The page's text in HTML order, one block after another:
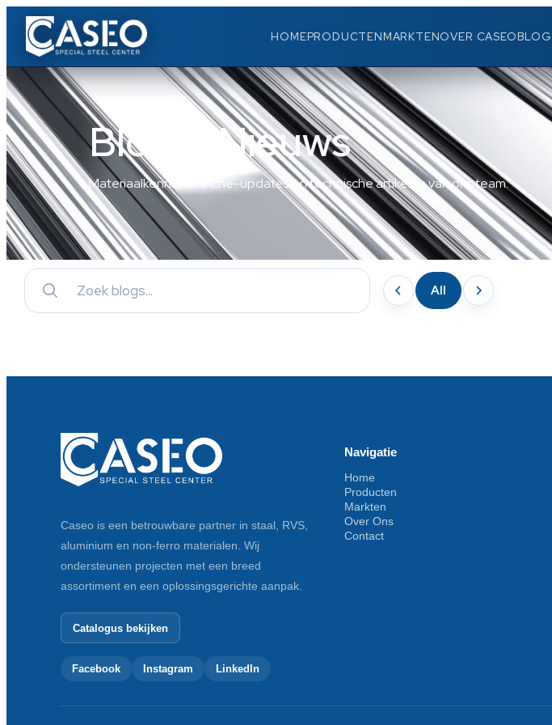
HOMEPRODUCTENMARKTENOVER CASEOBLOG
Blog & Nieuws
Materiaalkennis, branche-updates en technische artikelen van ons team.
All
Caseo is een betrouwbare partner in staal, RVS,
aluminium en non-ferro materialen. Wij
ondersteunen projecten met een breed
assortiment en een oplossingsgerichte aanpak.
Catalogus bekijken
Facebook Instagram LinkedIn
Navigatie
Home
Producten
Markten
Over Ons
Contact